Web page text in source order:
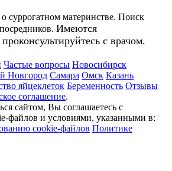
суррогатном материнстве. Поиск
Имеются
с врачом.
Частые вопросы Новосибирск
Новгород Самара Омск Казань
яйцеклеток Беременность Отзывы
соглашение.
сайтом, Вы соглашаетесь с
файлов и условиями, указанными в:
cookie-файлов Политике